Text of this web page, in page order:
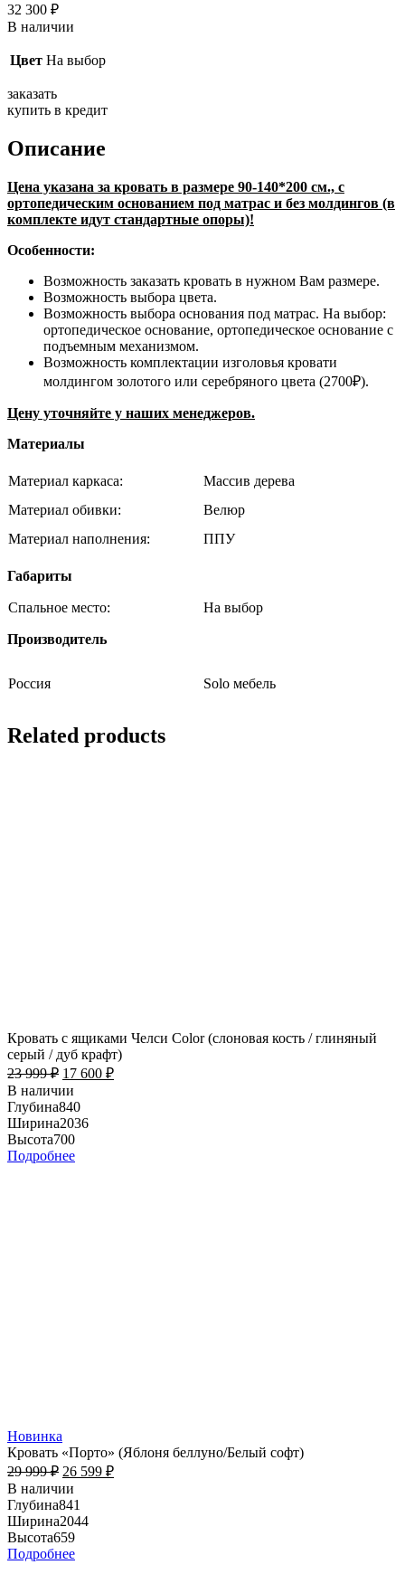
32 300 ₽
В наличии
Цвет На выбор
заказать
купить в кредит
Описание
Цена указана за кровать в размере 90-140*200 см., с
ортопедическим основанием под матрас и без молдингов (в
комплекте идут стандартные опоры)!
Особенности:
Возможность заказать кровать в нужном Вам размере.
Возможность выбора цвета.
Возможность выбора основания под матрас. На выбор:
ортопедическое основание, ортопедическое основание с
подъемным механизмом.
Возможность комплектации изголовья кровати
молдингом золотого или серебряного цвета (2700₽).
Цену уточняйте у наших менеджеров.
Материалы
Материал каркаса:
Массив дерева
Материал обивки:
Велюр
Материал наполнения:
ППУ
Габариты
Спальное место: На выбор
Производитель
Россия Solo мебель
Related products
Кровать с ящиками Челси Color (слоновая кость / глиняный
серый / дуб крафт)
23 999₽ 17 600 ₽
В наличии
Глубина840
Ширина2036
Высота700
Подробнее
Новинка
Кровать «Порто» (Яблоня беллуно/Белый софт)
29 999₽ 26 599 ₽
В наличии
Глубина841
Ширина2044
Высота659
Подробнее